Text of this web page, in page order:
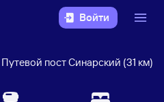
Войти
пост Синарский (31 км)